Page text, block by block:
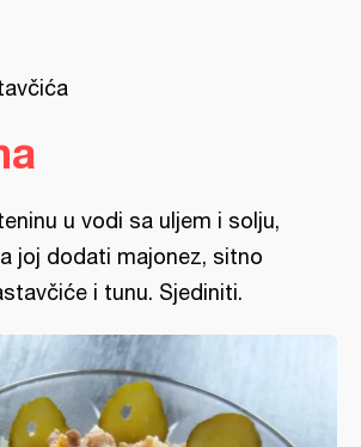
u vodi sa uljem i solju,
joj dodati majonez, sitno
i tunu. Sjediniti.